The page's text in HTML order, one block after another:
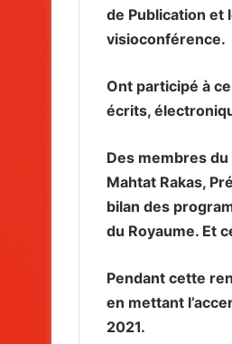
de Publication et
visioconférence.
Ont participé à
écrits,
Des membres
Mahtat Rakas,
bilan des
du Royaume. Et
Pendant cette
en mettant
2021.